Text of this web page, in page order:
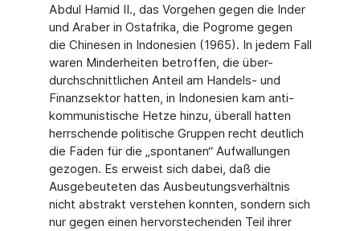
Abdul Hamid II., das Vorgehen gegen die Inder
und Araber in Ostafrika, die Pogrome gegen
die Chinesen in Indonesien (1965). In jedem Fall
waren Minderheiten betroffen, die über-
durchschnittlichen Anteil am Handels- und
Finanzsektor hatten, in Indonesien kam anti-
kommunistische Hetze hinzu, überall hatten
herrschende politische Gruppen recht deutlich
die Fäden für die „spontanen“ Aufwallungen
gezogen. Es erweist sich dabei, daß die
Ausgebeuteten das Ausbeutungsverhältnis
nicht abstrakt verstehen konnten, sondern sich
nur gegen einen hervorstechenden Teil ihrer